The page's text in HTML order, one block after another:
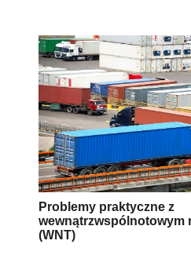
Problemy praktyczne z
wewnątrzwspólnotowym
(WNT)